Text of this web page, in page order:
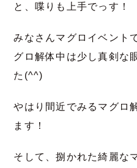
と、喋りも上手でっす！
みなさんマグロイベント
グロ解体中は少し真剣な
た(^^)
やはり間近でみるマグロ
ます！
そして、捌かれた綺麗な